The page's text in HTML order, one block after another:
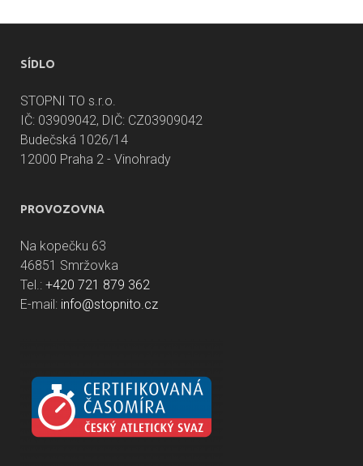
SÍDLO
STOPNI TO s.r.o.
IČ: 03909042, DIČ: CZ03909042
Budečská 1026/14
12000 Praha 2 - Vinohrady
PROVOZOVNA
Na kopečku 63
46851 Smržovka
Tel.: +420 721 879 362
E-mail: info@stopnito.cz